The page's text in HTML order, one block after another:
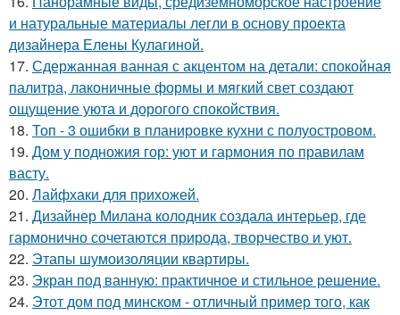
и натуральные материалы легли в основу проекта
дизайнера Елены Кулагиной.
17. Сдержанная ванная с акцентом на детали: спокойная
палитра, лаконичные формы и мягкий свет создают
ощущение уюта и дорогого спокойствия.
18. Топ - 3 ошибки в планировке кухни с полуостровом.
19. Дом у подножия гор: уют и гармония по правилам
васту.
20. Лайфхаки для прихожей.
21. Дизайнер Милана колодник создала интерьер, где
гармонично сочетаются природа, творчество и уют.
22. Этапы шумоизоляции квартиры.
23. Экран под ванную: практичное и стильное решение.
24. Этот дом под минском - отличный пример того, как